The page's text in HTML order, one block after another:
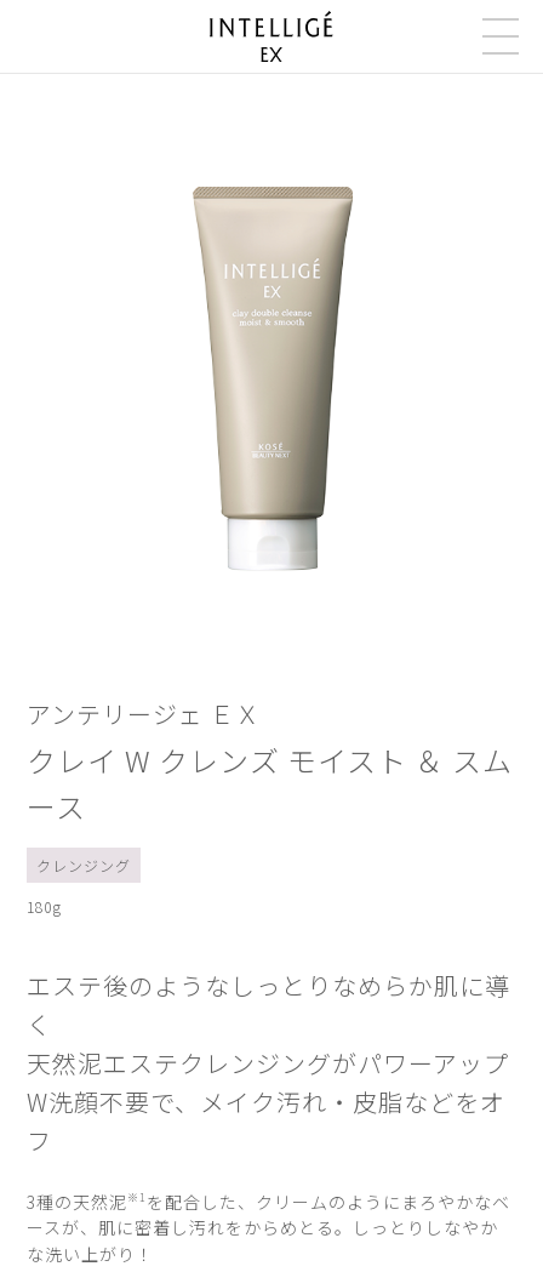
アンテリージェ ＥＸ
クレイ W クレンズ モイスト ＆ スム
ース
クレンジング
180g
エステ後のようなしっとりなめらか肌に導
く
天然泥エステクレンジングがパワーアップ
W洗顔不要で、メイク汚れ・皮脂などをオ
フ
3種の天然泥※1 を配合した、クリームのようにまろやかなベ
ースが、肌に密着し汚れをからめとる。しっとりしなやか
な洗い上がり！